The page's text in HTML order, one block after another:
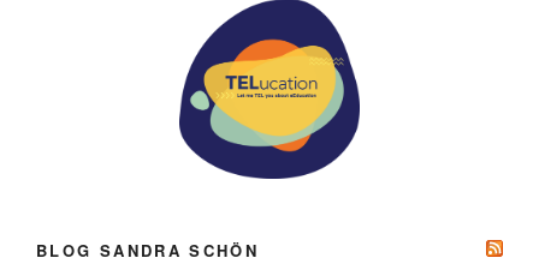
BLOG SANDRA SCHÖN